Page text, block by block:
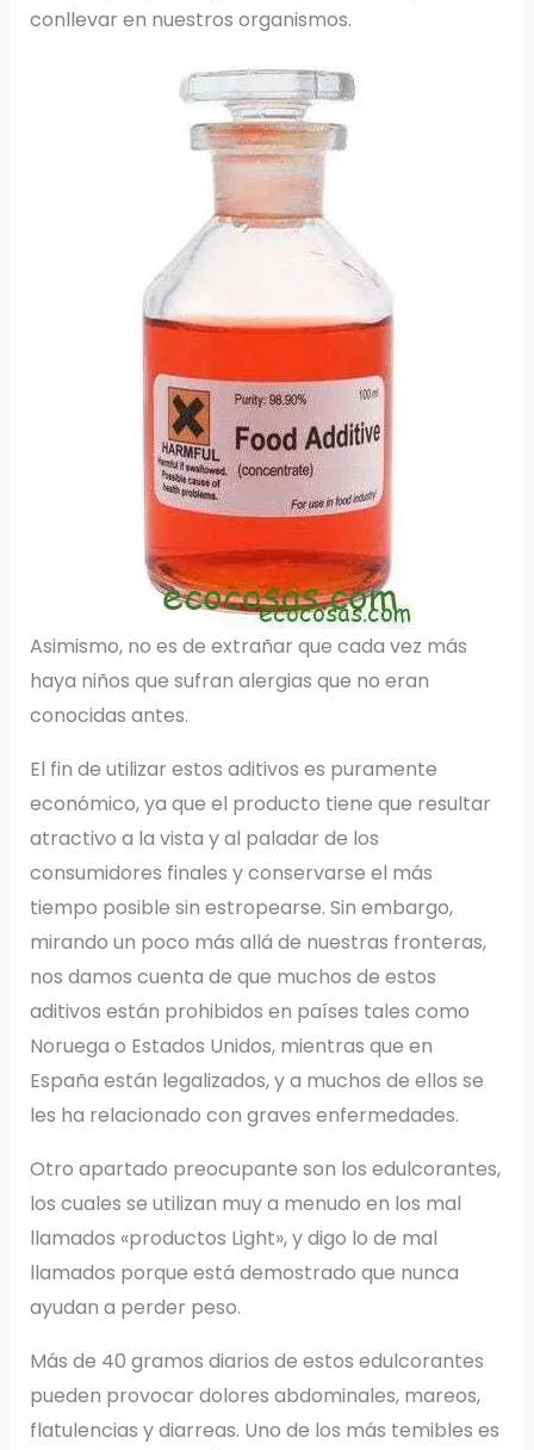
conllevar en nuestros organismos.
Asimismo, no es de extrañar que cada vez más
haya niños que sufran alergias que no eran
conocidas antes.
El fin de utilizar estos aditivos es puramente
económico, ya que el producto tiene que resultar
atractivo a la vista y al paladar de los
consumidores finales y conservarse el más
tiempo posible sin estropearse. Sin embargo,
mirando un poco más allá de nuestras fronteras,
nos damos cuenta de que muchos de estos
aditivos están prohibidos en países tales como
Noruega o Estados Unidos, mientras que en
España están legalizados, y a muchos de ellos se
les ha relacionado con graves enfermedades.
Otro apartado preocupante son los edulcorantes,
los cuales se utilizan muy a menudo en los mal
llamados «productos Light», y digo lo de mal
llamados porque está demostrado que nunca
ayudan a perder peso.
Más de 40 gramos diarios de estos edulcorantes
pueden provocar dolores abdominales, mareos,
flatulencias y diarreas. Uno de los más temibles es